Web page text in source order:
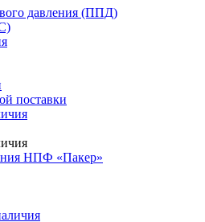
давления (ППД)
поставки